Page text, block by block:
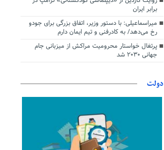
برابر ایران
میراسماعیلی: با دستور وزیر، اتفاق بزرگی برای جودو
رخ می‌دهد/ به کادرفنی و تیم ایمان دارم
پرتغال خواستار محرومیت مراکش از میزبانی جام
جهانی ۲۰۳۰ شد
دولت